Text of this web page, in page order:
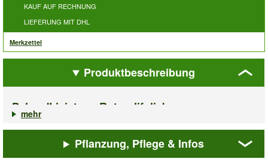
KAUF AUF RECHNUNG
LIEFERUNG MIT DHL
Merkzettel
Produktbeschreibung
Palme 'Livistona Rotundifolia'
seitlich wie ein Schirm auf, daher auch der Name. Wenn Sie die
Palme 'Livistona Rotundifolia'hell stellen und nicht sonnig,
mehr
Pflanzung, Pflege & Infos